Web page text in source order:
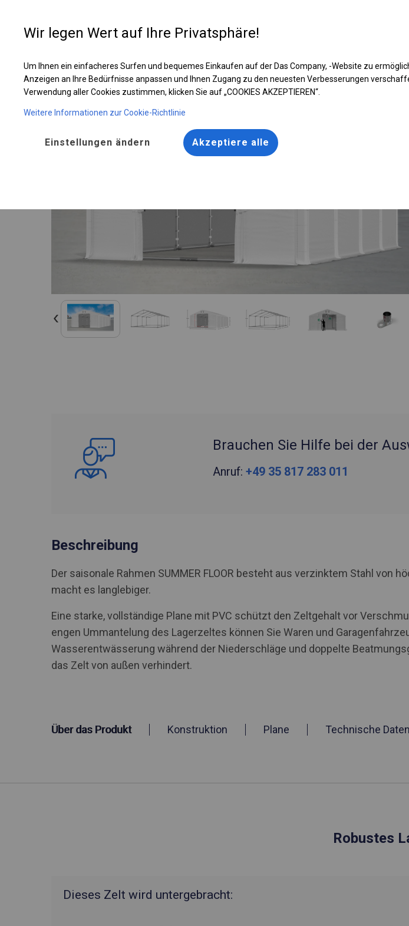
Entwerfen Sie Ihr Zelt
Robustes Lagerzelt | 6x8 m
Brauchen Sie Hilfe bei der
Anruf: +49 35 817 283 011
Beschreibung
Der saisonale Rahmen SUMMER FLOOR besteht aus verzinktem Stahl von
macht es langlebiger.
Eine starke, vollständige Plane mit PVC schützt den Zeltgehalt vor
engen Ummantelung des Lagerzeltes können Sie Waren und
Wasserentwässerung während der Niederschläge und doppelte
das Zelt von außen verhindert.
Über das Produkt Konstruktion Plane Technische Daten
Robustes
Dieses Zelt wird untergebracht:
Wir legen Wert auf Ihre Privatsphäre!
Um Ihnen ein einfacheres Surfen und bequemes Einkaufen auf der Das Company, -Website zu
Anzeigen an Ihre Bedürfnisse anpassen und Ihnen Zugang zu den neuesten Verbesserungen
Verwendung aller Cookies zustimmen, klicken Sie auf „COOKIES AKZEPTIEREN“.
Weitere Informationen zur Cookie-Richtlinie
Einstellungen ändern Akzeptiere alle